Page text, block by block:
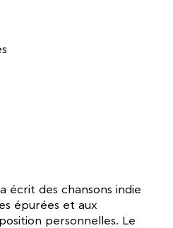
écrit des chansons indie
épurées et aux
personnelles. Le